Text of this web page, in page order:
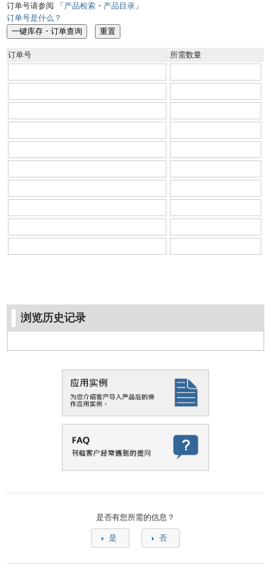
订单号请参阅 「 产品检索 ・ 产品目录 」
订单号是什么？
订单号 所需数量
浏览历史记录
是否有您所需的信息？
是 否